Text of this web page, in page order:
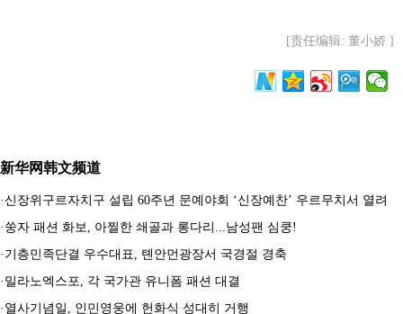
[责任编辑: 董小娇 ]
新华网韩文频道
· 신장위구르자치구 설립 60주년 문예야회 ‘신장예찬’ 우르무치서 열려
· 쑹자 패션 화보, 아찔한 쇄골과 롱다리...남성팬 심쿵!
· 기층민족단결 우수대표, 톈안먼광장서 국경절 경축
· 밀라노엑스포, 각 국가관 유니폼 패션 대결
· 열사기념일, 인민영웅에 헌화식 성대히 거행